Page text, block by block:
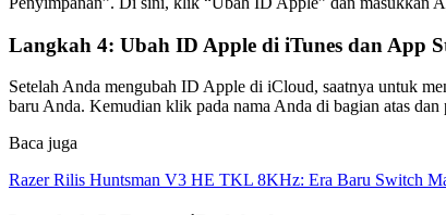
Langkah 4: Ubah ID Apple di iTunes dan App
Setelah Anda mengubah ID Apple di iCloud, saatnya untuk
baru Anda. Kemudian klik pada nama Anda di bagian atas
Baca juga
Razer Rilis Huntsman V3 HE TKL 8KHz: Era Baru Switch